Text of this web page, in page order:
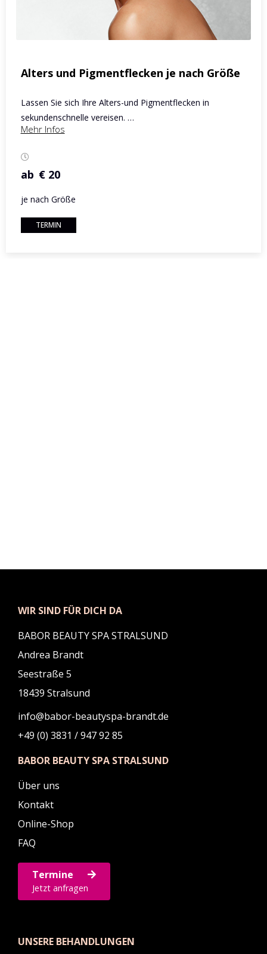
Alters und Pigmentflecken je nach Größe
Lassen Sie sich Ihre Alters-und Pigmentflecken in
sekundenschnelle vereisen. …
Mehr Infos
ab € 20
je nach Größe
TERMIN
WIR SIND FÜR DICH DA
BABOR BEAUTY SPA STRALSUND
Andrea Brandt
Seestraße 5
18439 Stralsund
info@babor-beautyspa-brandt.de
+49 (0) 3831 / 947 92 85
BABOR BEAUTY SPA STRALSUND
Über uns
Kontakt
Online-Shop
FAQ
Termine
Jetzt anfragen
UNSERE BEHANDLUNGEN